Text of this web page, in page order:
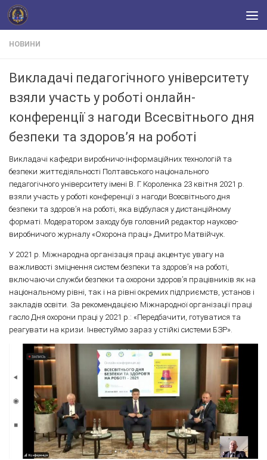
Skip to content
НОВИНИ
Викладачі педагогічного університету
взяли участь у роботі онлайн-
конференції з нагоди Всесвітнього дня
безпеки та здоров’я на роботі
Викладачі кафедри виробничо-інформаційних технологій та
безпеки життєдіяльності Полтавського національного
педагогічного університету імені В. Г. Короленка 23 квітня 2021 р.
взяли участь у роботі конференції з нагоди Всесвітнього дня
безпеки та здоров’я на роботі, яка відбулася у дистанційному
форматі. Модератором заходу був головний редактор науково-
виробничого журналу «Охорона праці» Дмитро Матвійчук.
У 2021 р. Міжнародна організація праці акцентує увагу на
важливості зміцнення систем безпеки та здоров’я на роботі,
включаючи служби безпеки та охорони здоров’я працівників як на
національному рівні, так і на рівні окремих підприємств, установ і
закладів освіти. За рекомендацією Міжнародної організації праці
гасло Дня охорони праці у 2021 р.: «Передбачити, готуватися та
реагувати на кризи. Інвестуймо зараз у стійкі системи БЗР».